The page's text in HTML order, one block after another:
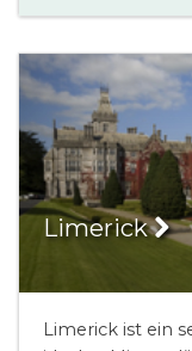
Limerick
Limerick ist ein